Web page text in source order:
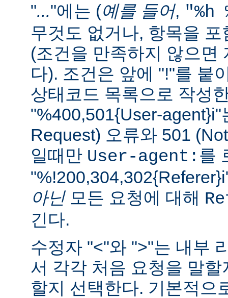
"..."에는 (예를 들어, "%h
무것도 없거나, 항목을
(조건을 만족하지 않으면
다). 조건은 앞에 "!"를 붙
상태코드 목록으로 작성
"%400,501{User-agent}i"
Request) 오류와 501
일때만 User-agent: 를
아닌모든 요청에 대해
긴다.
수정자 "<"와 ">"는 내부
서 각각 처음 요청을 말
할지 선택한다. 기본적으